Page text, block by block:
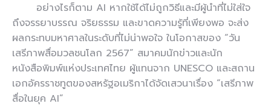
อย่างไรก็ตาม AI หากใช้ได้ไม่ถูกวิธีและมีผู้นำที่ไม่ใส่ใจ
ถึงจรรยาบรรณ จริยธรรม และขาดความรู้ที่เพียงพอ จะส่ง
ผลกระทบมหาศาลในระดับที่ไม่น่าพอใจ ในโอกาสของ “วัน
เสรีภาพสื่อมวลชนโลก 2567” สมาคมนักข่าวและนัก
หนังสือพิมพ์แห่งประเทศไทย ผู้แทนจาก UNESCO และสถาน
เอกอัครราชทูตของสหรัฐอเมริกาได้จัดเสวนาเรื่อง “เสรีภาพ
สื่อในยุค AI”